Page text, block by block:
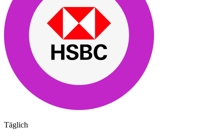
Täglich